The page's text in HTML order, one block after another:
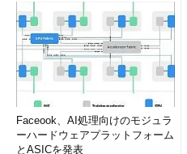
Faceook、AI処理向けのモジュラ
ーハードウェアプラットフォーム
とASICを発表